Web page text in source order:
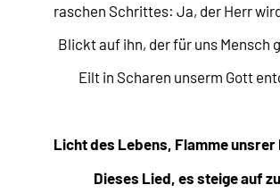
raschen Schrittes: Ja, der Herr
Blickt auf ihn, der für uns Mensch
Eilt in Scharen unserm Gott
Licht des Lebens, Flamme
Dieses Lied, es steige auf